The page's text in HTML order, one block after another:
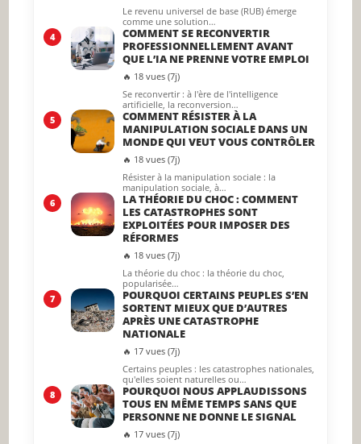
Le revenu universel de base (RUB) émerge
comme une solution…
4
COMMENT SE RECONVERTIR
PROFESSIONNELLEMENT AVANT
QUE L’IA NE PRENNE VOTRE EMPLOI
🔥 18 vues (7j)
Se reconvertir : à l'ère de l'intelligence
artificielle, la reconversion…
5
COMMENT RÉSISTER À LA
MANIPULATION SOCIALE DANS UN
MONDE QUI VEUT VOUS CONTRÔLER
🔥 18 vues (7j)
Résister à la manipulation sociale : la
manipulation sociale, à…
6
LA THÉORIE DU CHOC : COMMENT
LES CATASTROPHES SONT
EXPLOITÉES POUR IMPOSER DES
RÉFORMES
🔥 18 vues (7j)
La théorie du choc : la théorie du choc,
popularisée…
7
POURQUOI CERTAINS PEUPLES S’EN
SORTENT MIEUX QUE D’AUTRES
APRÈS UNE CATASTROPHE
NATIONALE
🔥 17 vues (7j)
Certains peuples : les catastrophes nationales,
qu'elles soient naturelles ou…
8
POURQUOI NOUS APPLAUDISSONS
TOUS EN MÊME TEMPS SANS QUE
PERSONNE NE DONNE LE SIGNAL
🔥 17 vues (7j)